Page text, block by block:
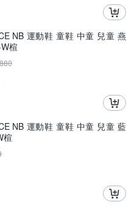
NB 運動鞋 童鞋 中童 兒童 燕
楦
NB 運動鞋 童鞋 中童 兒童 藍
楦